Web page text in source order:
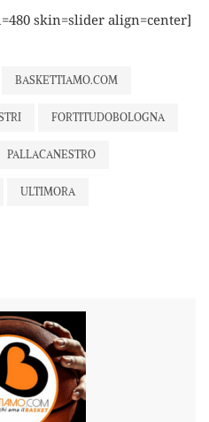
skin=slider align=center]
BASKETTIAMO.COM
FORTITUDOBOLOGNA
PALLACANESTRO
ULTIMORA